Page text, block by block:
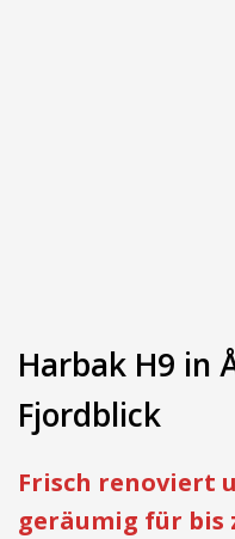
Harbak H9 in
Fjordblick
Frisch renoviert
geräumig für bis